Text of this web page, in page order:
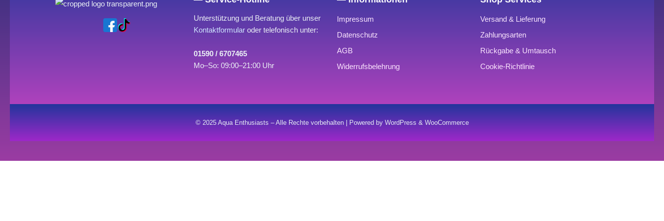
Unterstützung und Beratung über unser
Kontaktformular oder telefonisch unter:
01590 / 6707465
Mo–So: 09:00–21:00 Uhr
Impressum
Datenschutz
AGB
Widerrufsbelehrung
Versand & Lieferung
Zahlungsarten
Rückgabe & Umtausch
Cookie-Richtlinie
© 2025 Aqua Enthusiasts – Alle Rechte vorbehalten | Powered by WordPress & WooCommerce